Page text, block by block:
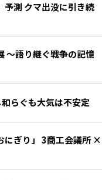
引き続
～語り継ぐ戦争の記憶
さ少し和らぐも大気は不安定
にぎり」 3商工会議所 ×